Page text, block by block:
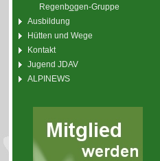
Regenbogen-Gruppe
Ausbildung
Hütten und Wege
Kontakt
Jugend JDAV
ALPINEWS